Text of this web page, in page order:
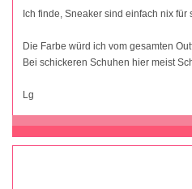
Ich finde, Sneaker sind einfach nix für
Die Farbe würd ich vom gesamten
Bei schickeren Schuhen hier meist
Lg